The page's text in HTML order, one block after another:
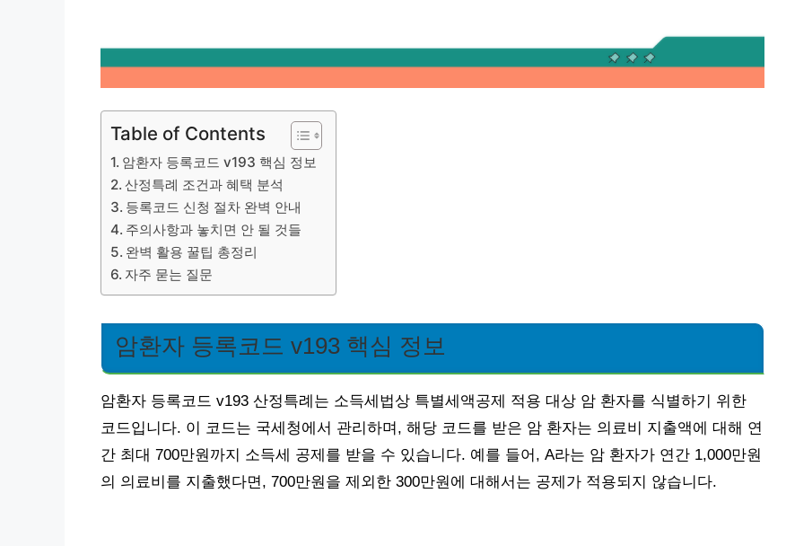
Table of Contents
암환자 등록코드 v193 핵심 정보
산정특례 조건과 혜택 분석
등록코드 신청 절차 완벽 안내
주의사항과 놓치면 안 될 것들
완벽 활용 꿀팁 총정리
자주 묻는 질문
암환자 등록코드 v193 핵심 정보
암환자 등록코드 v193 산정특례는 소득세법상 특별세액공제 적용 대상 암 환자를 식별하기 위한
코드입니다. 이 코드는 국세청에서 관리하며, 해당 코드를 받은 암 환자는 의료비 지출액에 대해 연
간 최대 700만원까지 소득세 공제를 받을 수 있습니다. 예를 들어, A라는 암 환자가 연간 1,000만원
의 의료비를 지출했다면, 700만원을 제외한 300만원에 대해서는 공제가 적용되지 않습니다.